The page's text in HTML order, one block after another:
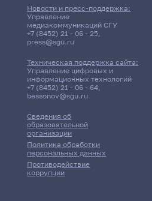
им. П.Н.
г. 10:00
Сведения об
образовательной
организации
Политика обработки
персональных данных
Противодействие
коррупции
Новости и пресс-поддержка:
Управление
медиакоммуникаций СГУ
+7 (8452) 21 - 06 - 25,
press@sgu.ru
Техническая поддержка сайта:
Управление цифровых и
информационных технологий
+7 (8452) 21 - 06 - 64,
bessonov@sgu.ru